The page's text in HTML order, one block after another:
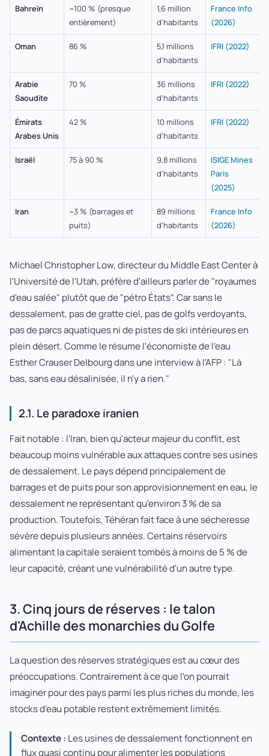
Bahreïn
~100 % (presque
entièrement)
1,6 million
d'habitants
France Info
(2026)
Oman 86 %
5,1 millions
d'habitants
IFRI (2022)
Arabie
Saoudite
70 %
36 millions
d'habitants
IFRI (2022)
Émirats
Arabes Unis
42 %
10 millions
d'habitants
IFRI (2022)
Israël 75 à 90 %
9,8 millions
d'habitants
ISIGE Mines
Paris
(2025)
Iran
~3 % (barrages et
puits)
89 millions
d'habitants
France Info
(2026)
Michael Christopher Low, directeur du Middle East Center à
l'Université de l'Utah, préfère d'ailleurs parler de "royaumes
d'eau salée" plutôt que de "pétro États". Car sans le
dessalement, pas de gratte ciel, pas de golfs verdoyants,
pas de parcs aquatiques ni de pistes de ski intérieures en
plein désert. Comme le résume l'économiste de l'eau
Esther Crauser Delbourg dans une interview à l'AFP : "Là
bas, sans eau désalinisée, il n'y a rien."
2.1. Le paradoxe iranien
Fait notable : l'Iran, bien qu'acteur majeur du conflit, est
beaucoup moins vulnérable aux attaques contre ses usines
de dessalement. Le pays dépend principalement de
barrages et de puits pour son approvisionnement en eau, le
dessalement ne représentant qu'environ 3 % de sa
production. Toutefois, Téhéran fait face à une sécheresse
sévère depuis plusieurs années. Certains réservoirs
alimentant la capitale seraient tombés à moins de 5 % de
leur capacité, créant une vulnérabilité d'un autre type.
3. Cinq jours de réserves : le talon
d'Achille des monarchies du Golfe
La question des réserves stratégiques est au cœur des
préoccupations. Contrairement à ce que l'on pourrait
imaginer pour des pays parmi les plus riches du monde, les
stocks d'eau potable restent extrêmement limités.
Contexte : Les usines de dessalement fonctionnent en
flux quasi continu pour alimenter les populations